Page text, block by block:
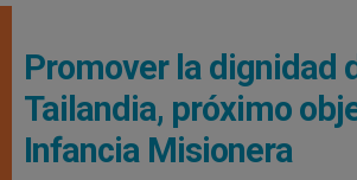
Promover la dignidad
Tailandia, próximo
Infancia Misionera